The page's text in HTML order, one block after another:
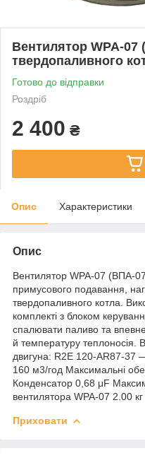
Вентилятор WPA-
твердопаливного
Готово до відправки
Роздріб
2 400 ₴
Опис Характеристики
Опис
Вентилятор WPA-07 (ВПА-
примусового подавання,
твердопаливного котла.
комплекті з блоком
спалювати паливо та
й температуру теплоносія.
двигуна: R2E 120-AR87-37
160 м3/год Максимальні
Конденсатор 0,68 μF
вентилятора WPA-07 2.00 кг
Приховати